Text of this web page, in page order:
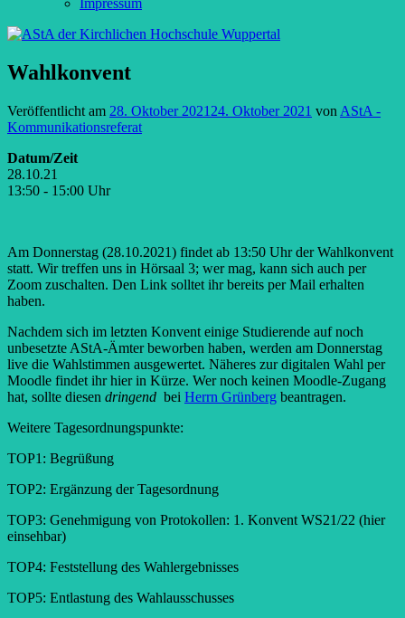
Impressum
Wahlkonvent
Veröffentlicht am 28. Oktober 2021 24. Oktober 2021 von AStA -
Kommunikationsreferat
Datum/Zeit
28.10.21
13:50 - 15:00 Uhr
Am Donnerstag (28.10.2021) findet ab 13:50 Uhr der Wahlkonvent
statt. Wir treffen uns in Hörsaal 3; wer mag, kann sich auch per
Zoom zuschalten. Den Link solltet ihr bereits per Mail erhalten
haben.
Nachdem sich im letzten Konvent einige Studierende auf noch
unbesetzte AStA-Ämter beworben haben, werden am Donnerstag
live die Wahlstimmen ausgewertet. Näheres zur digitalen Wahl per
Moodle findet ihr hier in Kürze. Wer noch keinen Moodle-Zugang
hat, sollte diesen dringend bei Herrn Grünberg beantragen.
Weitere Tagesordnungspunkte:
TOP1: Begrüßung
TOP2: Ergänzung der Tagesordnung
TOP3: Genehmigung von Protokollen: 1. Konvent WS21/22 (hier
einsehbar)
TOP4: Feststellung des Wahlergebnisses
TOP5: Entlastung des Wahlausschusses